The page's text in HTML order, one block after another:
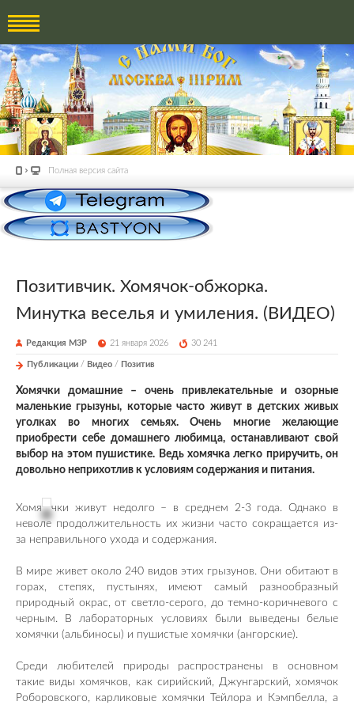
Полная версия сайта
Позитивчик. Хомячок-обжорка.
Минутка веселья и умиления. (ВИДЕО)
Редакция М3Р 21 января 2026 30 241
Публикации / Видео / Позитив
Хомячки домашние – очень привлекательные и озорные
маленькие грызуны, которые часто живут в детских живых
уголках во многих семьях. Очень многие желающие
приобрести себе домашнего любимца, останавливают свой
выбор на этом пушистике. Ведь хомячка легко приручить, он
довольно неприхотлив к условиям содержания и питания.
Хомя
чки живут недолго – в среднем 2-3 года. Однако в
неволе продолжительность их жизни часто сокращается из-
за неправильного ухода и содержания.
В мире живет около 240 видов этих грызунов. Они обитают в
горах, степях, пустынях, имеют самый разнообразный
природный окрас, от светло-серого, до темно-коричневого с
черным. В лабораторных условиях были выведены белые
хомячки (альбиносы) и пушистые хомячки (ангорские).
Среди любителей природы распространены в основном
такие виды хомячков, как сирийский, Джунгарский, хомячок
Роборовского, карликовые хомячки Тейлора и Кэмпбелла, а